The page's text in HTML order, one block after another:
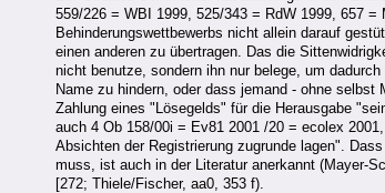
559/226 = WBI 1999, 525/343 = RdW 1999, 657
Behinderungswettbewerbs nicht allein darauf
einen anderen zu übertragen. Das die
nicht benutze, sondern ihn nur belege, um
Name zu hindern, oder dass jemand - ohne
Zahlung eines "Lösegelds" für die Herausgabe
auch 4 Ob 158/00i = Ev81 2001 /20 = ecolex
Absichten der Registrierung zugrunde lagen".
muss, ist auch in der Literatur anerkannt (Mayer-
[272; Thiele/Fischer, aa0, 353 f).